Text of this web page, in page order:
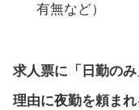
有無など）
求人票に「日勤の
理由に夜勤を頼まれ